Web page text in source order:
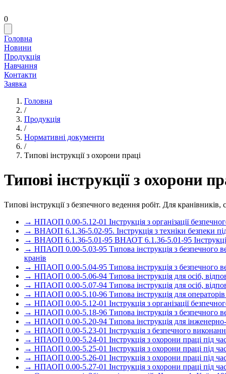
0
Головна
Новини
Продукція
Навчання
Контакти
Заявка
Головна
/
Продукція
/
Нормативні документи
/
Типові інструкції з охорони праці
Типові інструкції з охорони
Типові інструкції з безпечного ведення робіт. Для
→ НПАОП 0.00-5.12-01 Інструкція з організації
→ ВНАОП 6.1.36-5.02-95. Інструкція з техніки безпеки
→ ВНАОП 6.1.36-5.01-95 ВНАОТ 6.1.36-5.01-95 Інструкція
→ НПАОП 0.00-5.03-95 Типова інструкція з безпечного
кранів
→ НПАОП 0.00-5.04-95 Типова інструкція з безпечного
→ НПАОП 0.00-5.06-94 Типова інструкція для осіб,
→ НПАОП 0.00-5.07-94 Типова інструкція для осіб,
→ НПАОП 0.00-5.10-96 Типова інструкція для операторів
→ НПАОП 0.00-5.12-01 Інструкція з організації
→ НПАОП 0.00-5.18-96 Типова інструкція з безпечного
→ НПАОП 0.00-5.20-94 Типова інструкція для інженерно-
→ НПАОП 0.00-5.23-01 Інструкція з безпечного
→ НПАОП 0.00-5.24-01 Інструкція з охорони праці під
→ НПАОП 0.00-5.25-01 Інструкція з охорони праці під
→ НПАОП 0.00-5.26-01 Інструкція з охорони праці під
→ НПАОП 0.00-5.27-01 Інструкція з охорони праці під